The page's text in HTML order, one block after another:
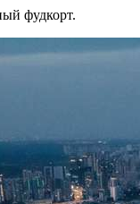
фудкорт.